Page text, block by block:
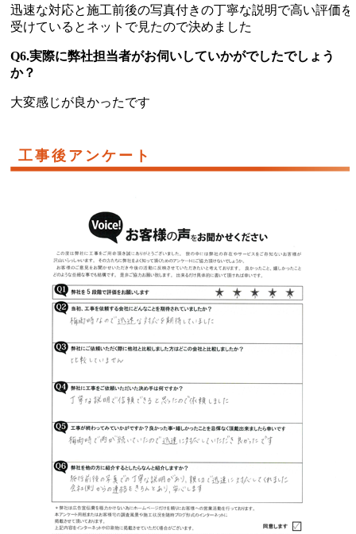
迅速な対応と施工前後の写真付きの丁寧な説明で高い評価を
受けているとネットで見たので決めました
Q6.実際に弊社担当者がお伺いしていかがでしたでしょう
か？
大変感じが良かったです
工事後アンケート